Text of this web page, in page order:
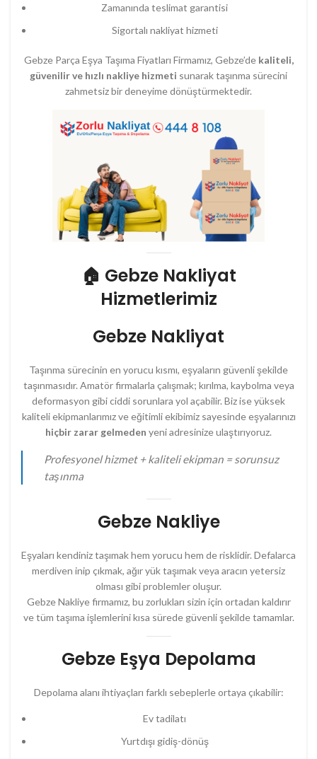
Zamanında teslimat garantisi
Sigortalı nakliyat hizmeti
Gebze Parça Eşya Taşıma Fiyatları Firmamız, Gebze’de kaliteli,
güvenilir ve hızlı nakliye hizmeti sunarak taşınma sürecini
zahmetsiz bir deneyime dönüştürmektedir.
🏠 Gebze Nakliyat
Hizmetlerimiz
Gebze Nakliyat
Taşınma sürecinin en yorucu kısmı, eşyaların güvenli şekilde
taşınmasıdır. Amatör firmalarla çalışmak; kırılma, kaybolma veya
deformasyon gibi ciddi sorunlara yol açabilir. Biz ise yüksek
kaliteli ekipmanlarımız ve eğitimli ekibimiz sayesinde eşyalarınızı
hiçbir zarar gelmeden yeni adresinize ulaştırıyoruz.
Profesyonel hizmet + kaliteli ekipman = sorunsuz
taşınma
Gebze Nakliye
Eşyaları kendiniz taşımak hem yorucu hem de risklidir. Defalarca
merdiven inip çıkmak, ağır yük taşımak veya aracın yetersiz
olması gibi problemler oluşur.
Gebze Nakliye firmamız, bu zorlukları sizin için ortadan kaldırır
ve tüm taşıma işlemlerini kısa sürede güvenli şekilde tamamlar.
Gebze Eşya Depolama
Depolama alanı ihtiyaçları farklı sebeplerle ortaya çıkabilir:
Ev tadilatı
Yurtdışı gidiş-dönüş